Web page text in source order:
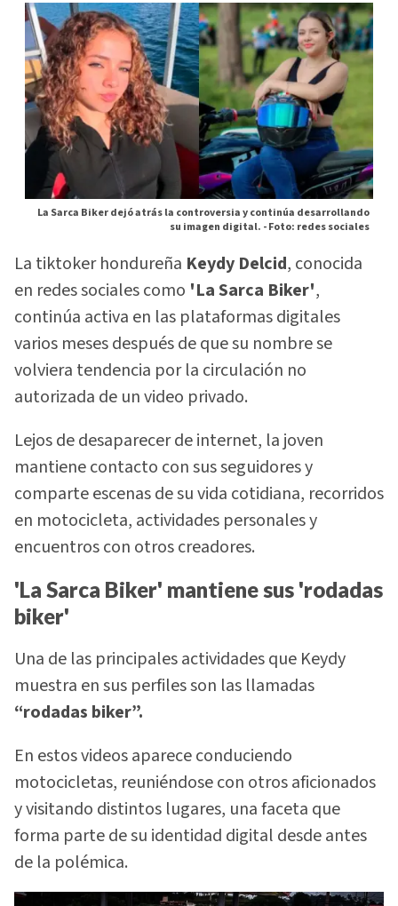
La Sarca Biker dejó atrás la controversia y continúa desarrollando
su imagen digital. -Foto: redes sociales
La tiktoker hondureña Keydy Delcid, conocida
en redes sociales como 'La Sarca Biker',
continúa activa en las plataformas digitales
varios meses después de que su nombre se
volviera tendencia por la circulación no
autorizada de un video privado.
Lejos de desaparecer de internet, la joven
mantiene contacto con sus seguidores y
comparte escenas de su vida cotidiana, recorridos
en motocicleta, actividades personales y
encuentros con otros creadores.
'La Sarca Biker' mantiene sus 'rodadas
biker'
Una de las principales actividades que Keydy
muestra en sus perfiles son las llamadas
“rodadas biker”.
En estos videos aparece conduciendo
motocicletas, reuniéndose con otros aficionados
y visitando distintos lugares, una faceta que
forma parte de su identidad digital desde antes
de la polémica.